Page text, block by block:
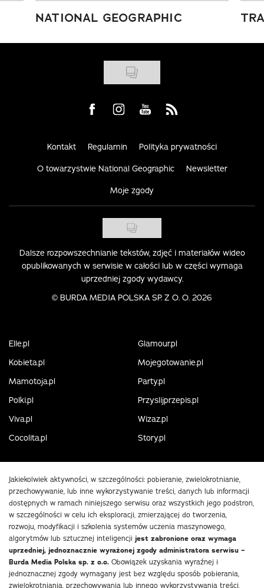
NATIONAL GEOGRAPHIC
Visit us on Facebook
Visit us on Instagram
Visit us on Youtube
Visit us on Rss
Kontakt Regulamin Polityka prywatności
O towarzystwie National Geographic Newsletter
Moje zgody
Dalsze rozpowszechnianie tekstów, zdjęć i materiałów wideo
opublikowanych w serwisie w całości lub w części wymaga
uprzedniej zgody wydawcy.
© BURDA MEDIA POLSKA SP. Z O. O. 2026
Elle.pl
Glamour.pl
Kobieta.pl
Mojegotowanie.pl
Mamotoja.pl
Party.pl
Polki.pl
Przyslijprzepis.pl
Viva.pl
Wizaz.pl
Cocolita.pl
Story.pl
Jakiekolwiek aktywności, w szczególności: pobieranie, zwielokrotnianie,
przechowywanie, lub inne wykorzystywanie treści, danych lub informacji
dostępnych w ramach niniejszego serwisu oraz wszystkich jego podstron,
w szczególności w celu ich eksploracji, zmierzającej do tworzenia,
rozwoju, modyfikacji i szkolenia systemów uczenia maszynowego,
algorytmów lub sztucznej inteligencji jest zabronione oraz wymaga
uprzedniej, jednoznacznie wyrażonej zgody administratora serwisu –
Burda Media Polska sp. z o.o. Obowiązek uzyskania wyraźnej i
jednoznacznej zgody wymagany jest bez względu sposób pobierania,
zwielokrotniania, przechowywania lub innego wykorzystywania treści,